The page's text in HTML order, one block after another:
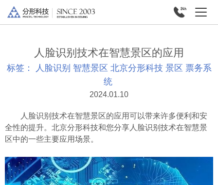
人脸识别技术在智慧景区的应用
标签： 人脸识别 智慧景区 北京分形科技 景区 票务系
统
2024.01.10
人脸识别技术在智慧景区的应用可以带来许多便利和安
全性的提升。北京分形科技和您分享人脸识别技术在智慧景
区中的一些主要应用场景。